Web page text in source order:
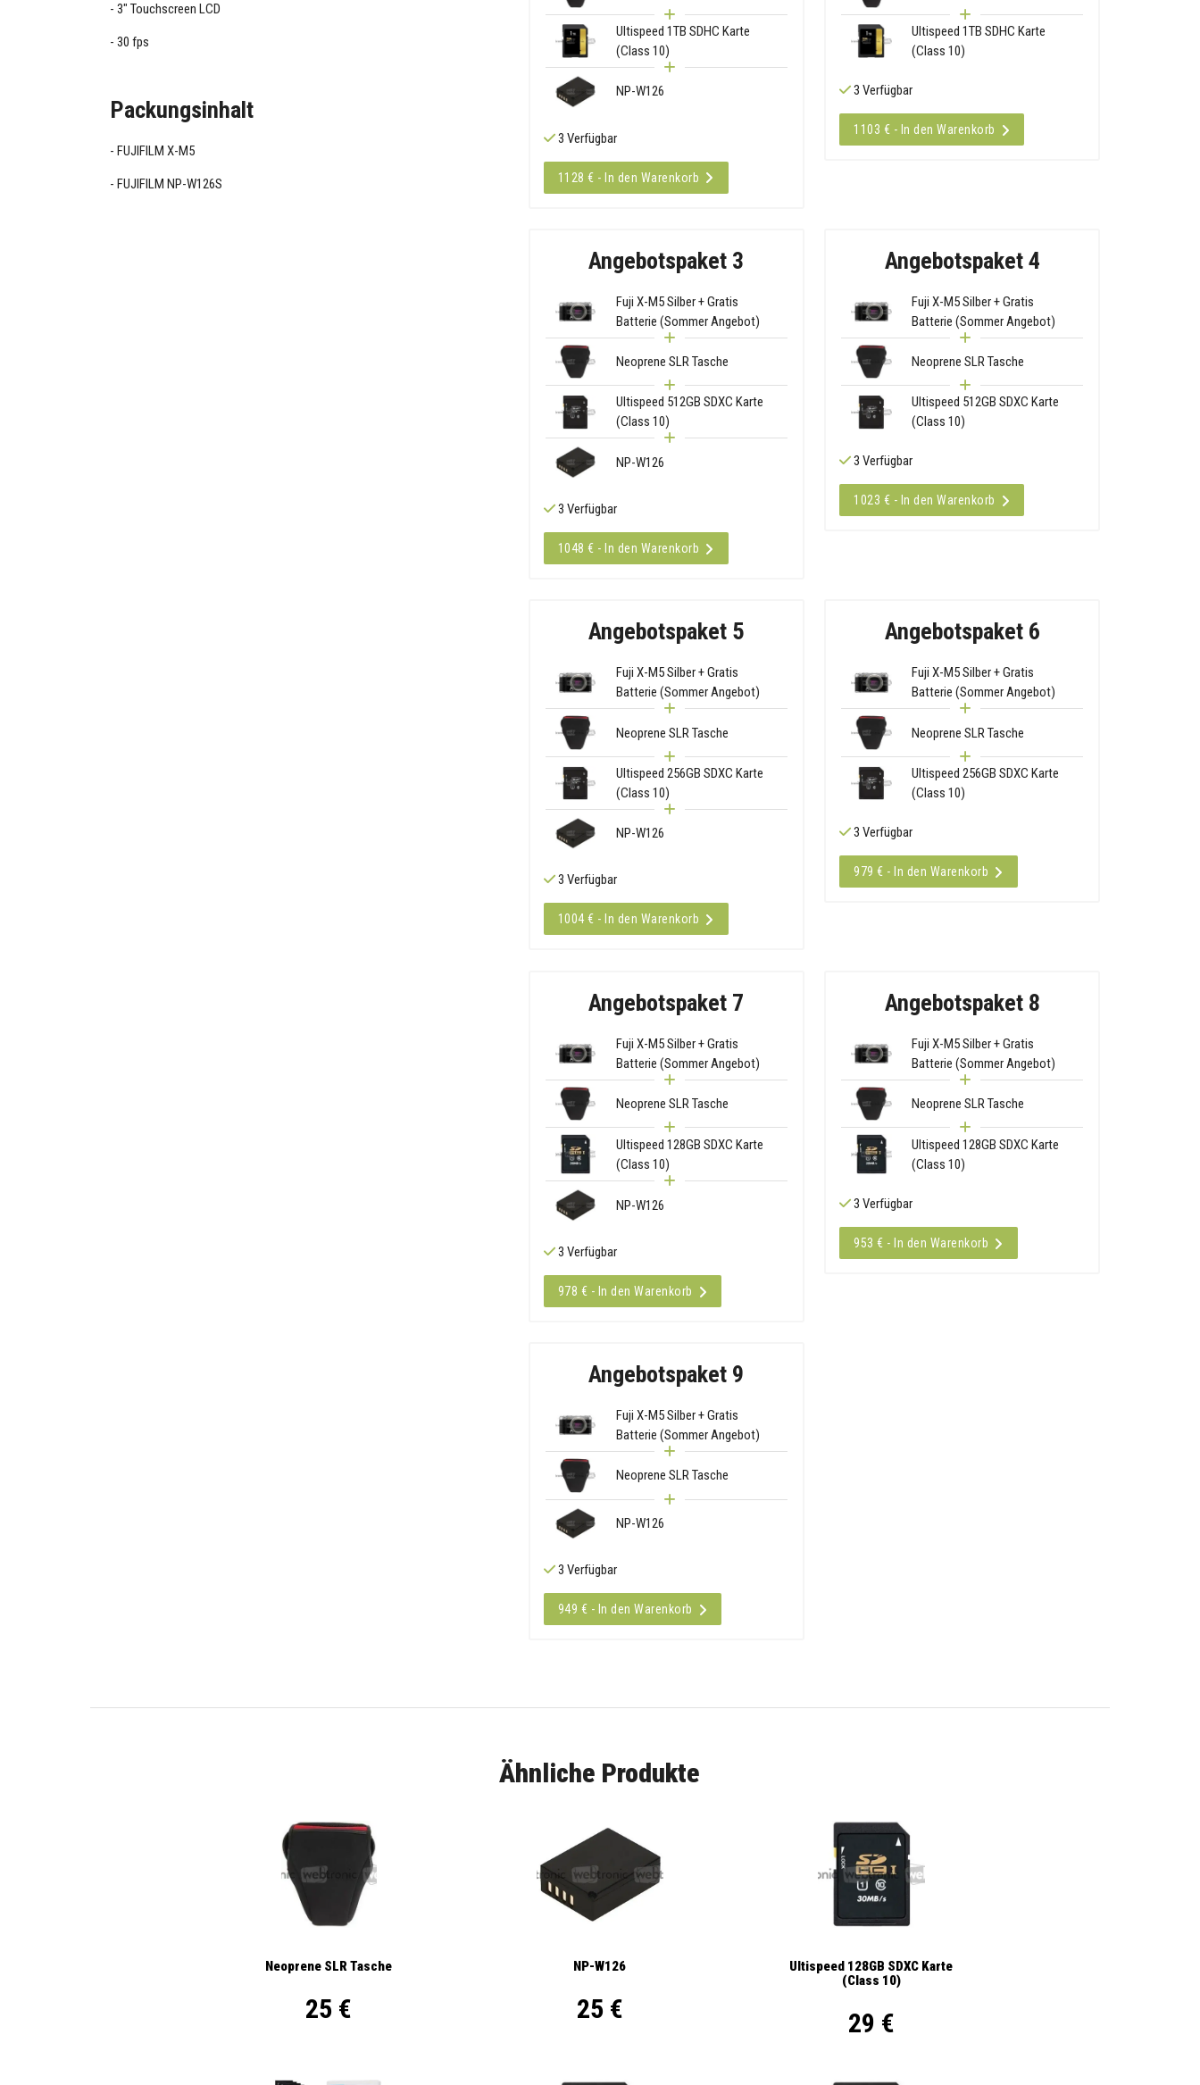
Ultispeed 1TB SDHC Karte
(Class 10)
NP-W126
3 Verfügbar
1128 € - In den Warenkorb
Ultispeed 1TB SDHC Karte
(Class 10)
3 Verfügbar
1103 € - In den Warenkorb
Angebotspaket 3
Fuji X-M5 Silber + Gratis
Batterie (Sommer Angebot)
Neoprene SLR Tasche
Ultispeed 512GB SDXC Karte
(Class 10)
NP-W126
3 Verfügbar
1048 € - In den Warenkorb
Angebotspaket 4
Fuji X-M5 Silber + Gratis
Batterie (Sommer Angebot)
Neoprene SLR Tasche
Ultispeed 512GB SDXC Karte
(Class 10)
3 Verfügbar
1023 € - In den Warenkorb
Angebotspaket 5
Fuji X-M5 Silber + Gratis
Batterie (Sommer Angebot)
Neoprene SLR Tasche
Ultispeed 256GB SDXC Karte
(Class 10)
NP-W126
3 Verfügbar
1004 € - In den Warenkorb
Angebotspaket 6
Fuji X-M5 Silber + Gratis
Batterie (Sommer Angebot)
Neoprene SLR Tasche
Ultispeed 256GB SDXC Karte
(Class 10)
3 Verfügbar
979 € - In den Warenkorb
Angebotspaket 7
Fuji X-M5 Silber + Gratis
Batterie (Sommer Angebot)
Neoprene SLR Tasche
Ultispeed 128GB SDXC Karte
(Class 10)
NP-W126
3 Verfügbar
978 € - In den Warenkorb
Angebotspaket 8
Fuji X-M5 Silber + Gratis
Batterie (Sommer Angebot)
Neoprene SLR Tasche
Ultispeed 128GB SDXC Karte
(Class 10)
3 Verfügbar
953 € - In den Warenkorb
Angebotspaket 9
Fuji X-M5 Silber + Gratis
Batterie (Sommer Angebot)
Neoprene SLR Tasche
NP-W126
3 Verfügbar
949 € - In den Warenkorb
3" Touchscreen LCD
30 fps
Packungsinhalt
FUJIFILM X-M5
FUJIFILM NP-W126S
Ähnliche Produkte
Neoprene SLR Tasche
25 €
NP-W126
25 €
Ultispeed 128GB SDXC Karte
(Class 10)
29 €